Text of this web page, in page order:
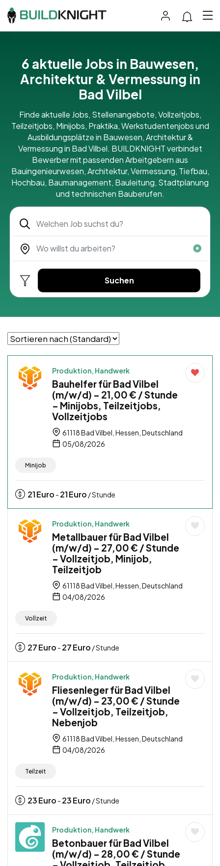
6 aktuelle Jobs in Bauwesen,
Architektur & Vermessung in
Bad Vilbel
Finde aktuelle Jobs, Stellenangebote, Vollzeitjobs,
Teilzeitjobs, Minijobs, Praktika, Werkstudentenjobs und
Ausbildungsplätze in Bauwesen, Architektur &
Vermessung in Bad Vilbel. BUILDKNIGHT verbindet
Bewerber mit passenden Arbeitgebern aus
Bauingenieurwesen, Architektur, Vermessung, Tiefbau,
Hochbau, Baumanagement, Bauleitung, Stadtplanung
und technischen Bauberufen.
Suchen
Produktion, Handwerk
Bauhelfer für Bad Vilbel
(m/w/d) – 21,00 € / Stunde
– Minijobs, Teilzeitjobs,
Vollzeitjobs
61118 Bad Vilbel, Hessen, Deutschland
05/08/2026
Minijob
21Euro - 21Euro / Stunde
Produktion, Handwerk
Metallbauer für Bad Vilbel
(m/w/d) – 27,00 € / Stunde
– Vollzeitjob, Minijob,
Teilzeitjob
61118 Bad Vilbel, Hessen, Deutschland
04/08/2026
Vollzeit
27Euro - 27Euro / Stunde
Produktion, Handwerk
Fliesenleger für Bad Vilbel
(m/w/d) – 23,00 € / Stunde
– Vollzeitjob, Teilzeitjob,
Nebenjob
61118 Bad Vilbel, Hessen, Deutschland
04/08/2026
Teilzeit
23Euro - 23Euro / Stunde
Produktion, Handwerk
Betonbauer für Bad Vilbel
(m/w/d) – 28,00 € / Stunde